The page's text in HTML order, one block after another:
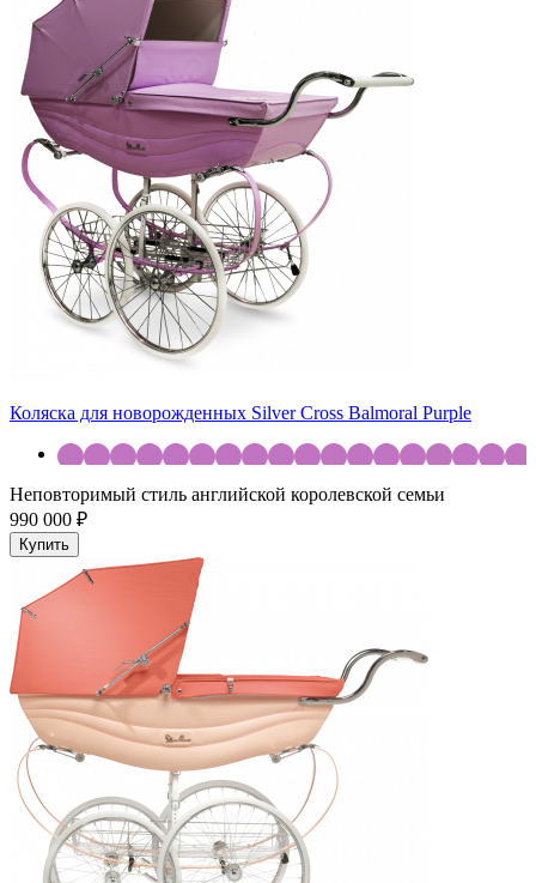
Коляска для новорожденных Silver Cross Balmoral Purple
Неповторимый стиль английской королевской семьи
990 000 ₽
Купить